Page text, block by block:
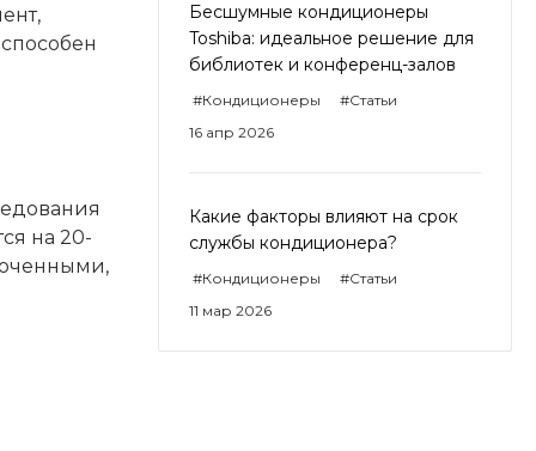
Бесшумные кондиционеры
Toshiba: идеальное решение для
библиотек и конференц-залов
#Кондиционеры
#Статьи
16 апр 2026
Какие факторы влияют на срок
службы кондиционера?
#Кондиционеры
#Статьи
11 мар 2026
на 20-